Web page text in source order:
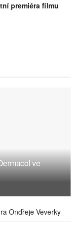
premiéra filmu
ve
Ondřeje Veverky